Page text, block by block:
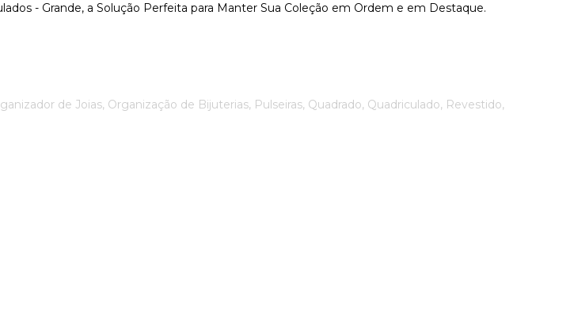
- Grande, a Solução Perfeita para Manter Sua Coleção em Ordem e em Destaque.
de Joias, Organização de Bijuterias, Pulseiras, Quadrado, Quadriculado, Revestido,